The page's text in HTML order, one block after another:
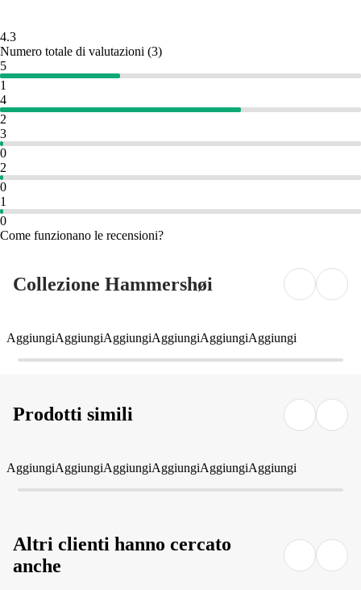
4.3
Numero totale di valutazioni (3)
5
1
4
2
3
0
2
0
1
0
Come funzionano le recensioni?
Collezione Hammershøi
AggiungiAggiungiAggiungiAggiungiAggiungiAggiungi
Prodotti simili
AggiungiAggiungiAggiungiAggiungiAggiungiAggiungi
Altri clienti hanno cercato
anche